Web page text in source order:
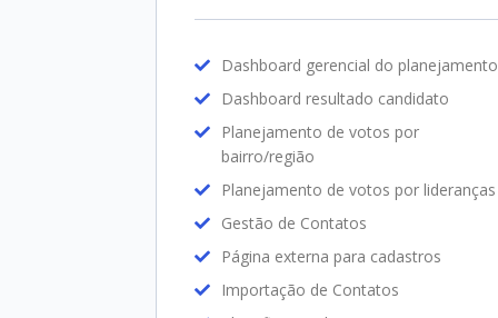
Dashboard gerencial do planejamento
Dashboard resultado candidato
Planejamento de votos por
bairro/região
Planejamento de votos por lideranças
Gestão de Contatos
Página externa para cadastros
Importação de Contatos